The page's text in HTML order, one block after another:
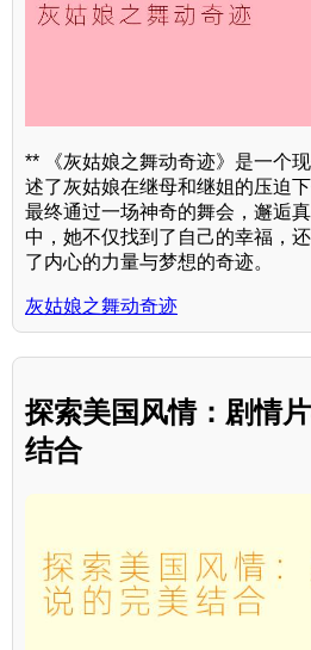
** 《灰姑娘之舞动奇迹》是一个
述了灰姑娘在继母和继姐的压迫
最终通过一场神奇的舞会，邂逅
中，她不仅找到了自己的幸福，
了内心的力量与梦想的奇迹。
灰姑娘之舞动奇迹
探索美国风情：剧情
结合